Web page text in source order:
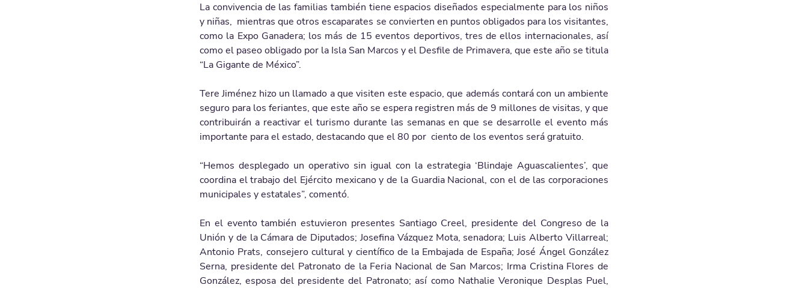
La convivencia de las familias también tiene espacios diseñados especialmente para los niños
y niñas,  mientras que otros escaparates se convierten en puntos obligados para los visitantes,
como la Expo Ganadera; los más de 15 eventos deportivos, tres de ellos internacionales, así
como el paseo obligado por la Isla San Marcos y el Desfile de Primavera, que este año se titula
“La Gigante de México”.
Tere Jiménez hizo un llamado a que visiten este espacio, que además contará con un ambiente
seguro para los feriantes, que este año se espera registren más de 9 millones de visitas, y que
contribuirán a reactivar el turismo durante las semanas en que se desarrolle el evento más
importante para el estado, destacando que el 80 por  ciento de los eventos será gratuito.
“Hemos desplegado un operativo sin igual con la estrategia ‘Blindaje Aguascalientes’, que
coordina el trabajo del Ejército mexicano y de la Guardia Nacional, con el de las corporaciones
municipales y estatales”, comentó.
En el evento también estuvieron presentes Santiago Creel, presidente del Congreso de la
Unión y de la Cámara de Diputados; Josefina Vázquez Mota, senadora; Luis Alberto Villarreal;
Antonio Prats, consejero cultural y científico de la Embajada de España; José Ángel González
Serna, presidente del Patronato de la Feria Nacional de San Marcos; Irma Cristina Flores de
González, esposa del presidente del Patronato; así como Nathalie Veronique Desplas Puel,